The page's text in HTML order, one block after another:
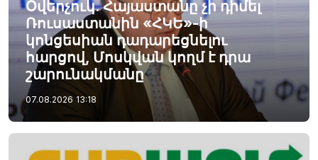
Օվերչուկ. Հայաստանը չի դիմել
Ռուսաստանին «ՀԿԵ»-ի
կոնցեսիան դադարեցնելու
հարցով, Մոսկվան կողմ է դրա
շարունակմանը
07.08.2026 13:18